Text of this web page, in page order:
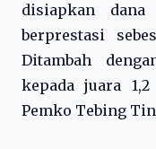
disiapkan dana
berprestasi
Ditambah
kepada juara
Pemko Tebing